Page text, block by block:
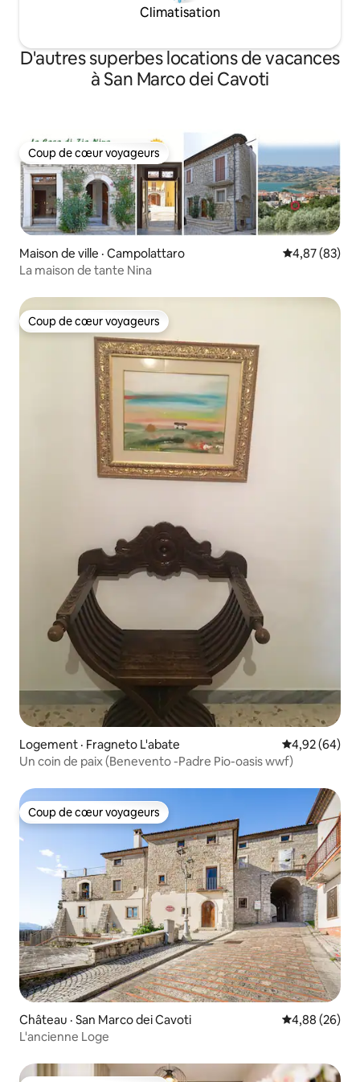
Climatisation
D'autres superbes locations de vacances
à San Marco dei Cavoti
Coup de cœur voyageurs
Coup de cœur voyageurs
Maison de ville · Campolattaro Note
4,87 (83)
La maison de tante Nina
Coup de cœur voyageurs
Coup de cœur voyageurs
Logement · Fragneto L'abate Note
4,92 (64)
Un coin de paix (Benevento -Padre Pio-oasis wwf)
Coup de cœur voyageurs
Coup de cœur voyageurs
Château · San Marco dei Cavoti Note
4,88 (26)
L'ancienne Loge